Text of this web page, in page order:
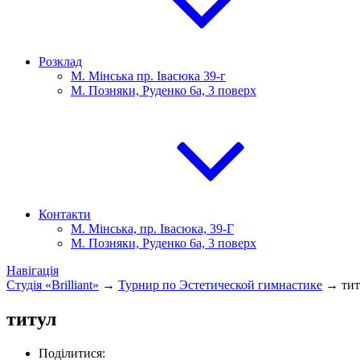
Розклад
М. Мінська пр. Івасюка 39-г
М. Позняки, Руденко 6а, 3 поверх
Контакти
М. Мінська, пр. Івасюка, 39-Г
М. Позняки, Руденко 6а, 3 поверх
Навігація
Студія «Brilliant» → Турнир по Эстетической гимнастике →
титул
Поділитися: